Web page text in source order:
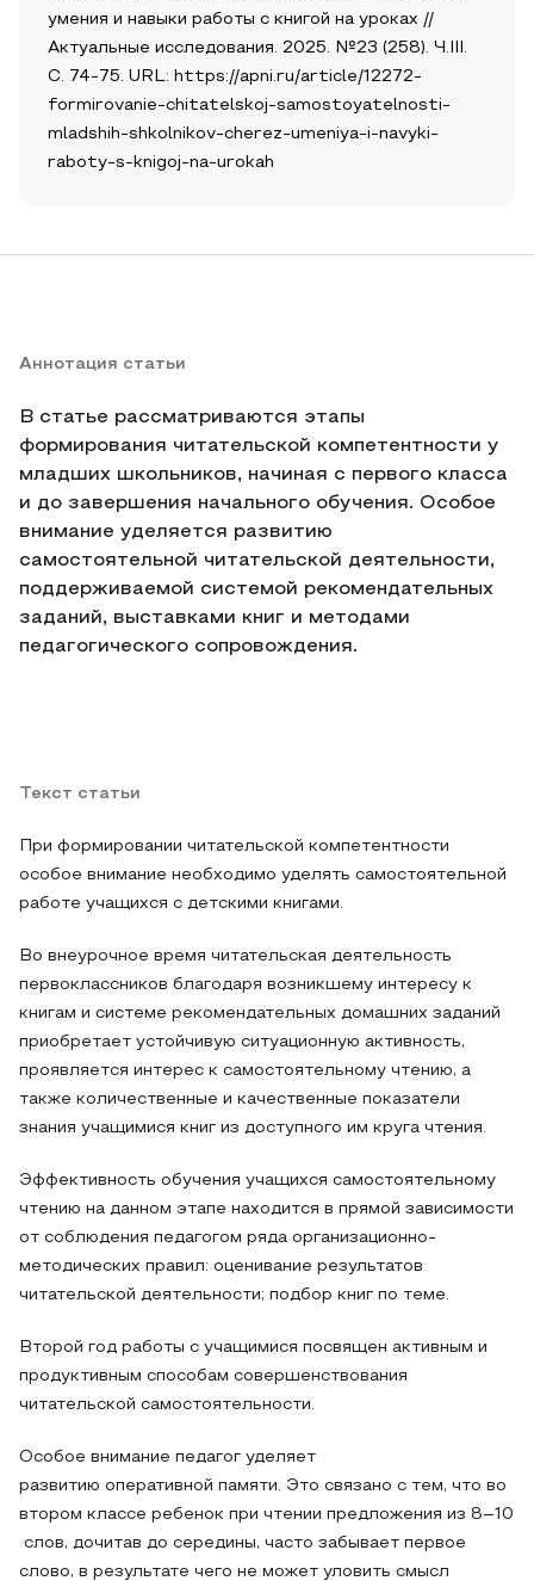
умения и навыки работы с книгой на уроках //
Актуальные исследования. 2025. №23 (258). Ч.III.
С. 74-75. URL: https://apni.ru/article/12272-
formirovanie-chitatelskoj-samostoyatelnosti-
mladshih-shkolnikov-cherez-umeniya-i-navyki-
raboty-s-knigoj-na-urokah
Аннотация статьи
В статье рассматриваются этапы
формирования читательской компетентности у
младших школьников, начиная с первого класса
и до завершения начального обучения. Особое
внимание уделяется развитию
самостоятельной читательской деятельности,
поддерживаемой системой рекомендательных
заданий, выставками книг и методами
педагогического сопровождения.
Текст статьи
При формировании читательской компетентности
особое внимание необходимо уделять самостоятельной
работе учащихся с детскими книгами.
Во внеурочное время читательская деятельность
первоклассников благодаря возникшему интересу к
книгам и системе рекомендательных домашних заданий
приобретает устойчивую ситуационную активность,
проявляется интерес к самостоятельному чтению, а
также количественные и качественные показатели
знания учащимися книг из доступного им круга чтения.
Эффективность обучения учащихся самостоятельному
чтению на данном этапе находится в прямой зависимости
от соблюдения педагогом ряда организационно-
методических правил: оценивание результатов
читательской деятельности; подбор книг по теме.
Второй год работы с учащимися посвящен активным и
продуктивным способам совершенствования
читательской самостоятельности.
Особое внимание педагог уделяет
развитию оперативной памяти. Это связано с тем, что во
втором классе ребенок при чтении предложения из 8–10
слов, дочитав до середины, часто забывает первое
слово, в результате чего не может уловить смысл